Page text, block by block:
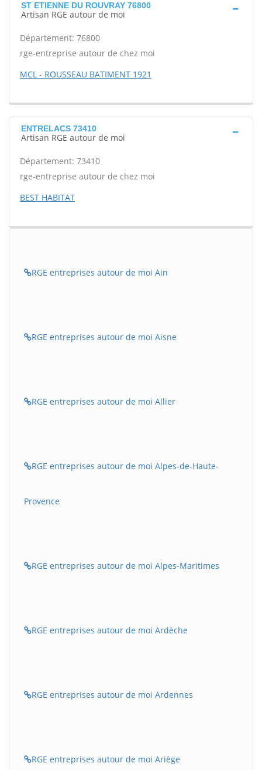
ST ETIENNE DU ROUVRAY 76800
Artisan RGE autour de moi
Département: 76800
rge-entreprise autour de chez moi
MCL - ROUSSEAU BATIMENT 1921
ENTRELACS 73410
Artisan RGE autour de moi
Département: 73410
rge-entreprise autour de chez moi
BEST HABITAT
RGE entreprises autour de moi Ain
RGE entreprises autour de moi Aisne
RGE entreprises autour de moi Allier
RGE entreprises autour de moi Alpes-de-Haute-
Provence
RGE entreprises autour de moi Alpes-Maritimes
RGE entreprises autour de moi Ardèche
RGE entreprises autour de moi Ardennes
RGE entreprises autour de moi Ariège